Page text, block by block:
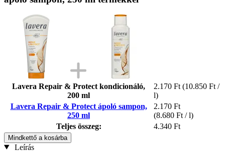
Lavera Repair & Protect kondicionáló,
200 ml
2.170 Ft (10.850 Ft /
l)
Lavera Repair & Protect ápoló sampon,
250 ml
2.170 Ft
(8.680 Ft / l)
Teljes összeg:
4.340 Ft
Mindkettő a kosárba
Leírás